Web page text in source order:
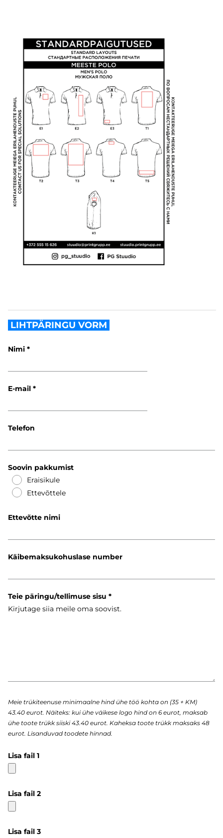
LIHTPÄRINGU VORM
Nimi
E-mail
Telefon
Soovin pakkumist
Eraisikule
Ettevõttele
Ettevõtte nimi
Käibemaksukohuslase number
Teie päringu/tellimuse sisu
Meie trükiteenuse minimaalne hind ühe töö kohta on (35 + KM)
43.40 eurot. Näiteks: kui ühe väikese logo hind on 6 eurot, maksab
ühe toote trükk siiski 43.40 eurot. Kaheksa toote trükk maksaks 48
eurot. Lisanduvad toodete hinnad.
Lisa fail 1
Lisa fail 2
Lisa fail 3